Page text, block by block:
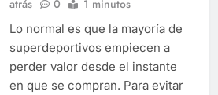
atrás 0 1 minutos
Lo normal es que la mayoría de
superdeportivos empiecen a
perder valor desde el instante
en que se compran. Para evitar